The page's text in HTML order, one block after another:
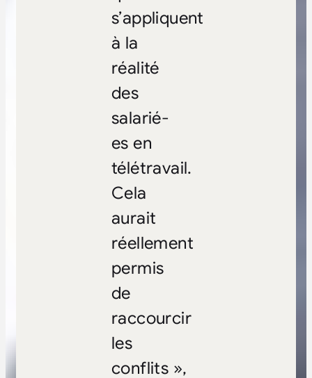
s’appliquent
à la
réalité
des
salarié-
es en
télétravail.
Cela
aurait
réellement
permis
de
raccourcir
les
conflits »,